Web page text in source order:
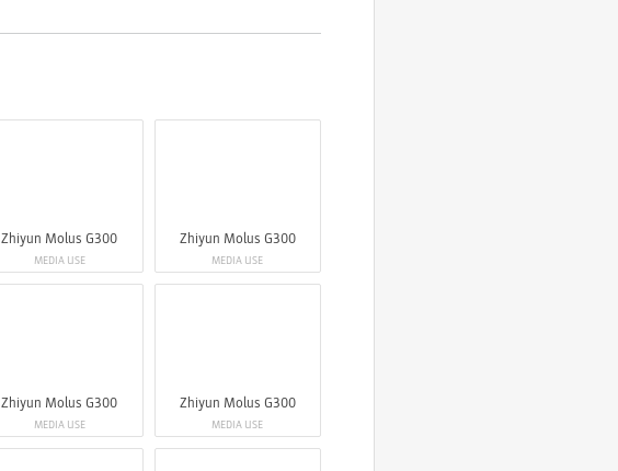
Zhiyun Molus G300
MEDIA USE
Zhiyun Molus G300
MEDIA USE
Zhiyun Molus G300
MEDIA USE
Zhiyun Molus G300
MEDIA USE